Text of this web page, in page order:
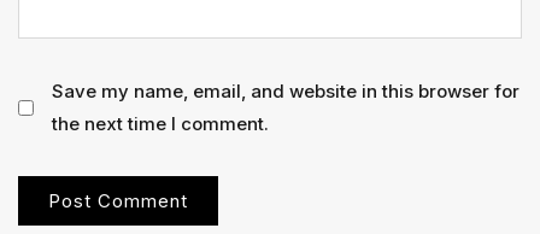
Save my name, email, and website in this browser for
the next time I comment.